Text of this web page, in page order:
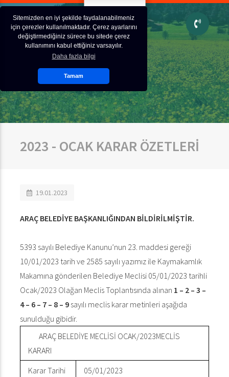
Sitemizden en iyi şekilde faydalanabilmeniz
için çerezler kullanılmaktadır. Çerez ayarlarını
değiştirmediğiniz sürece bu sitede çerez
kullanımını kabul ettiğiniz varsayılır.
Daha fazla bilgi
Tamam
2023 - OCAK KARAR ÖZETLERİ
19.01.2023
ARAÇ BELEDİYE BAŞKANLIĞINDAN BİLDİRİLMİŞTİR.
5393 sayılı Belediye Kanunu’nun 23. maddesi gereği
10/01/2023 tarih ve 2585 sayılı yazımız ile Kaymakamlık
Makamına gönderilen Belediye Meclisi 05/01/2023 tarihli
Ocak/2023 Olağan Meclis Toplantısında alınan 1 – 2 – 3 –
4 – 6 – 7 – 8 – 9 sayılı meclis karar metinleri aşağıda
sunulduğu gibidir.
ARAÇ BELEDİYE MECLİSİ OCAK/2023MECLİS
KARARI
Karar Tarihi
05/01/2023